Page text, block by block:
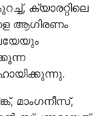
ക്യാരറ്റിലെ
ആഗിരണം
മാംഗനീസ്‌,